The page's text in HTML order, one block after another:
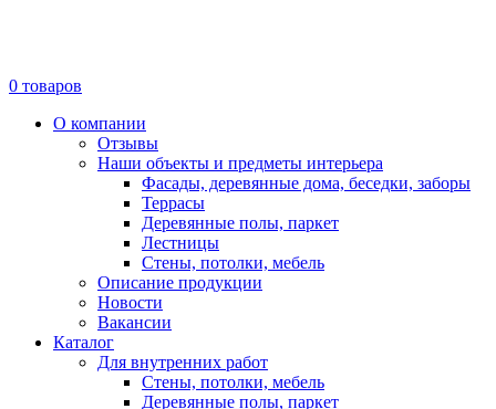
0 товаров
О компании
Отзывы
Наши объекты и предметы интерьера
Фасады, деревянные дома, беседки, заборы
Террасы
Деревянные полы, паркет
Лестницы
Стены, потолки, мебель
Описание продукции
Новости
Вакансии
Каталог
Для внутренних работ
Стены, потолки, мебель
Деревянные полы, паркет